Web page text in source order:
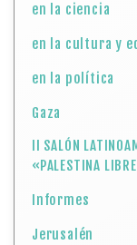
en la ciencia
en la cultura y
en la política
Gaza
II SALÓN
«PALESTINA
Informes
Jerusalén